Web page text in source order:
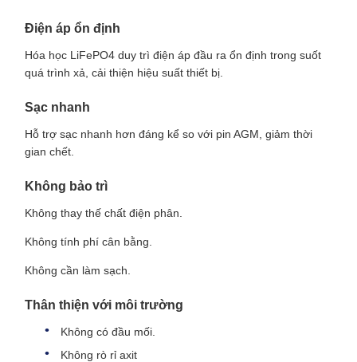
Điện áp ổn định
Hóa học LiFePO4 duy trì điện áp đầu ra ổn định trong suốt
quá trình xả, cải thiện hiệu suất thiết bị.
Sạc nhanh
Hỗ trợ sạc nhanh hơn đáng kể so với pin AGM, giảm thời
gian chết.
Không bảo trì
Không thay thế chất điện phân.
Không tính phí cân bằng.
Không cần làm sạch.
Thân thiện với môi trường
Không có đầu mối.
Không rò rỉ axit